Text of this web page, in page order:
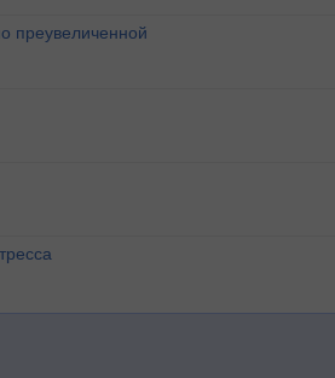
преувеличенной